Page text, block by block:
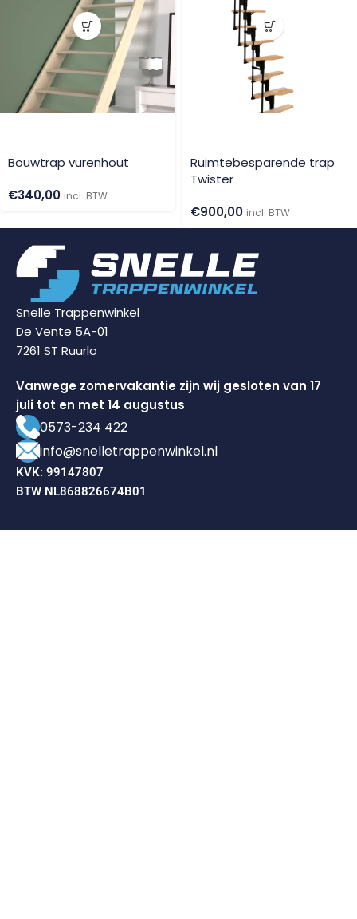
Bouwtrap vurenhout
€340,00 incl. BTW
Ruimtebesparende trap
Twister
€900,00 incl. BTW
Snelle Trappenwinkel
De Vente 5A-01
7261 ST Ruurlo
Vanwege zomervakantie zijn wij gesloten van 17
juli tot en met 14 augustus
0573-234 422
info@snelletrappenwinkel.nl
KVK: 99147807
BTW NL868826674B01